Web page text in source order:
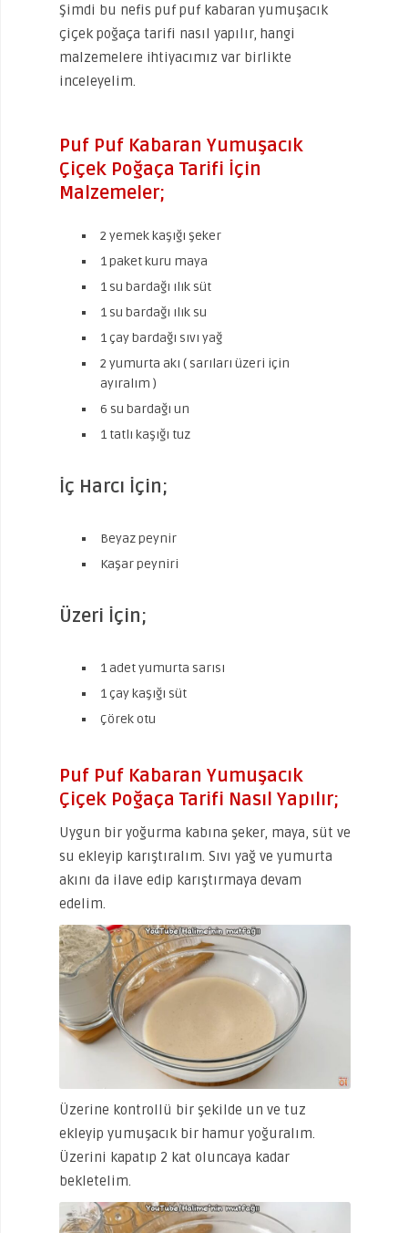
Şimdi bu nefis puf puf kabaran yumuşacık
çiçek poğaça tarifi nasıl yapılır, hangi
malzemelere ihtiyacımız var birlikte
inceleyelim.
Puf Puf Kabaran Yumuşacık
Çiçek Poğaça Tarifi İçin
Malzemeler;
2 yemek kaşığı şeker
1 paket kuru maya
1 su bardağı ılık süt
1 su bardağı ılık su
1 çay bardağı sıvı yağ
2 yumurta akı ( sarıları üzeri için
ayıralım )
6 su bardağı un
1 tatlı kaşığı tuz
İç Harcı İçin;
Beyaz peynir
Kaşar peyniri
Üzeri İçin;
1 adet yumurta sarısı
1 çay kaşığı süt
Çörek otu
Puf Puf Kabaran Yumuşacık
Çiçek Poğaça Tarifi Nasıl Yapılır;
Uygun bir yoğurma kabına şeker, maya, süt ve
su ekleyip karıştıralım. Sıvı yağ ve yumurta
akını da ilave edip karıştırmaya devam
edelim.
Üzerine kontrollü bir şekilde un ve tuz
ekleyip yumuşacık bir hamur yoğuralım.
Üzerini kapatıp 2 kat oluncaya kadar
bekletelim.